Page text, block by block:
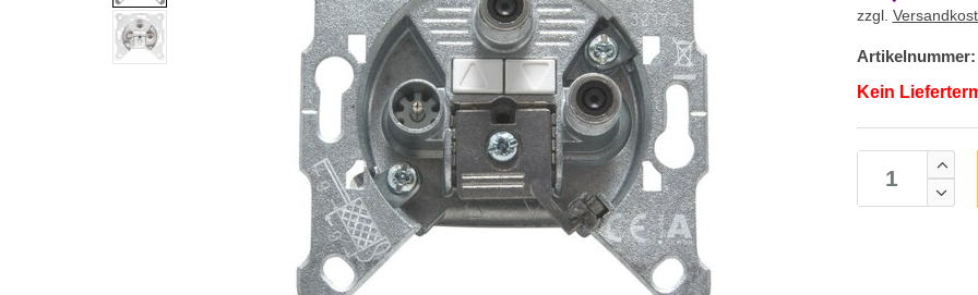
zzgl.
Artikelnummer:
Kein